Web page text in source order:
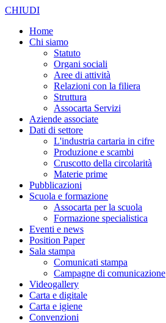
CHIUDI
Home
Chi siamo
Statuto
Organi sociali
Aree di attività
Relazioni con la filiera
Struttura
Assocarta Servizi
Aziende associate
Dati di settore
L'industria cartaria in cifre
Produzione e scambi
Cruscotto della circolarità
Materie prime
Pubblicazioni
Scuola e formazione
Assocarta per la scuola
Formazione specialistica
Eventi e news
Position Paper
Sala stampa
Comunicati stampa
Campagne di comunicazione
Videogallery
Carta e digitale
Carta e igiene
Convenzioni